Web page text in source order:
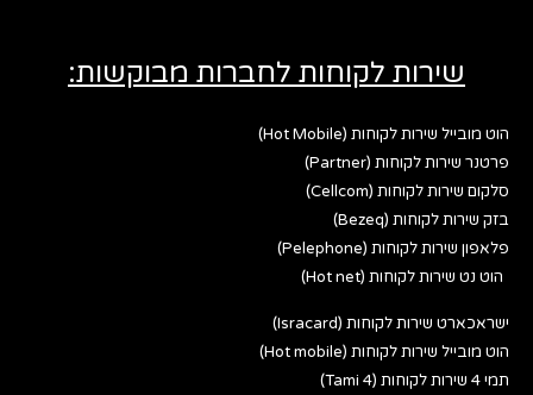
שירות לקוחות לחברות מבוקשות:
הוט מובייל שירות לקוחות (Hot Mobile)
פרטנר שירות לקוחות (Partner)
סלקום שירות לקוחות (Cellcom)
בזק שירות לקוחות (Bezeq)
פלאפון שירות לקוחות (Pelephone)
הוט נט שירות לקוחות (Hot net)
ישראכארט שירות לקוחות (Isracard)
הוט מובייל שירות לקוחות (Hot mobile)
תמי 4 שירות לקוחות (Tami 4)